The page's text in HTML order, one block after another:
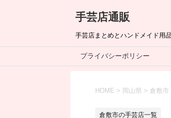
手芸店通販
手芸店まとめとハンドメイド用
プライバシーポリシー
HOME > 岡山県 > 倉敷市
倉敷市の手芸店一覧